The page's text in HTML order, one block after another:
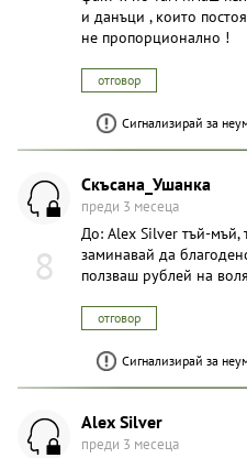
и данъци , които
не пропорционално !
отговор
Сигнализирай за
8
Скъсана_Ушанка
преди 3 месеца
До: Alex Silver тъй-мъй,
заминавай да
ползваш рублей на
отговор
Сигнализирай за
Alex Silver
преди 3 месеца